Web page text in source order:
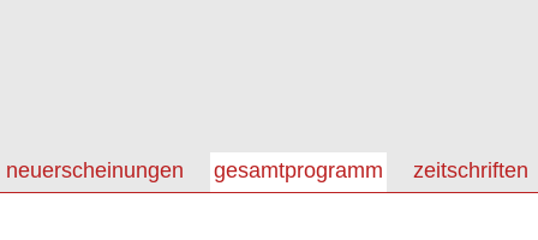
neuerscheinungen gesamtprogramm zeitschriften